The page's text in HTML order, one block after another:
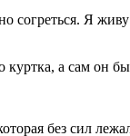
Я
куртка, а сам он
без сил